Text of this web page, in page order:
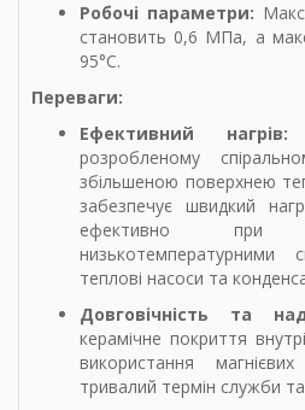
Робочі параметри:
становить 0,6 МПа, а
95°C.
Переваги:
Ефективний нагрів:
розробленому
збільшеною поверхнею
забезпечує швидкий
ефективно при
теплові насоси та
Довговічність та
керамічне покриття
використання
тривалий термін служби та